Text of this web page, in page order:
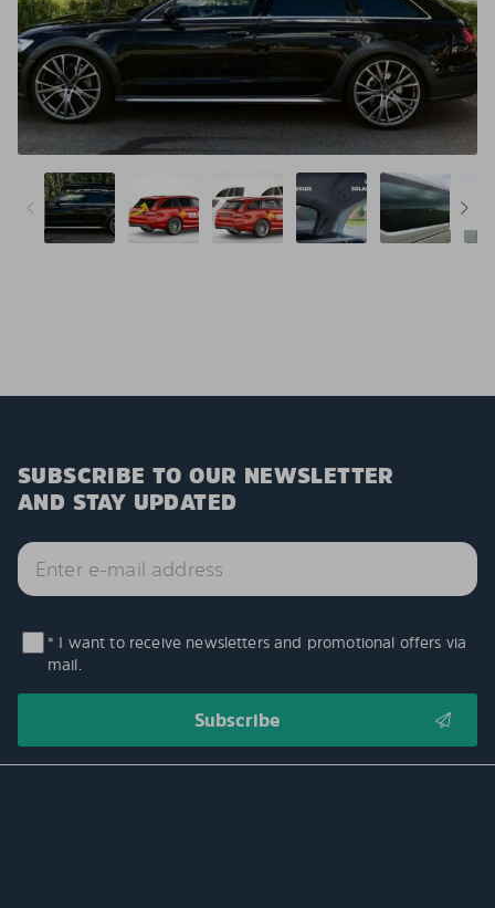
SUBSCRIBE TO OUR NEWSLETTER
AND STAY UPDATED
* I want to receive newsletters and promotional offers via
mail.